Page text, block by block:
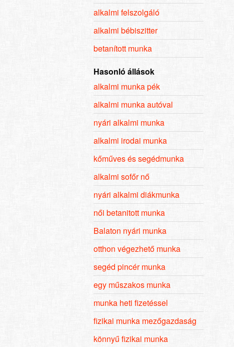
alkalmi felszolgáló
alkalmi bébiszitter
betanított munka
Hasonló állások
alkalmi munka pék
alkalmi munka autóval
nyári alkalmi munka
alkalmi irodai munka
kőműves és segédmunka
alkalmi sofőr nő
nyári alkalmi diákmunka
női betanitott munka
Balaton nyári munka
otthon végezhető munka
segéd pincér munka
egy műszakos munka
munka heti fizetéssel
fizikai munka mezőgazdaság
könnyű fizikai munka